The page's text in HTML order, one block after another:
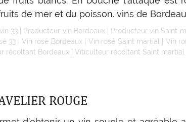
de mer et du poisson. vins de
33 Producteur vin Bordeaux| Producteur vin Saint
33 |Vin rosé Bordeaux| Vin rosé Saint martial Vin
récoltant Bordeaux| Viticulteur récoltant Saint martial
ROUGE